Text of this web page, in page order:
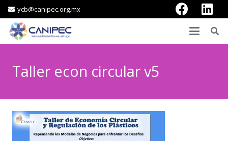
ycb@canipec.org.mx
Taller econ circular v5